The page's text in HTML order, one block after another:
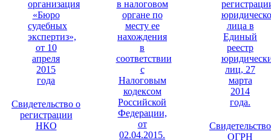
Свидетельство о
регистрации
НКО
Свидетельство
ОГРН